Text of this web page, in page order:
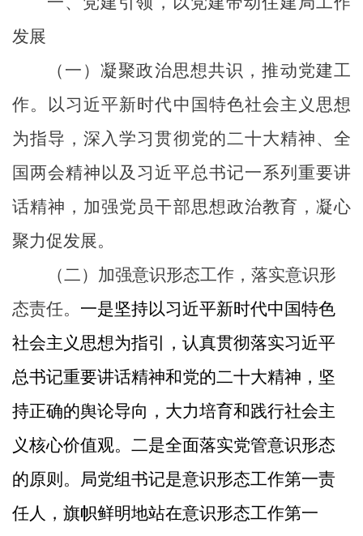
发展
（ 一 ）凝聚政治思想共识 ，推动党建工
作。以习近平新时代中国特色社会主义思想
为指导，深入学习贯彻党的二十大精神、全
国两会精神以及习近平总书记一系列重要讲
话精神，加强党员干部思想政治教育，凝心
聚力促发展。
（二） 加强意识形态工作，落实意识形
态责任。 一是坚持以习近平新时代中国特色
社会主义思想为指引， 认真贯彻落实习近平
总书记重要讲话精神和党的二十大精神 ，坚
持正确的舆论导向 ， 大力培育和践行社会主
义核心价值观。 二是全面落实党管意识形态
的原则 。 局党组书记是意识形态工作第一责
任人，旗帜鲜明地站在意识形态工作第一